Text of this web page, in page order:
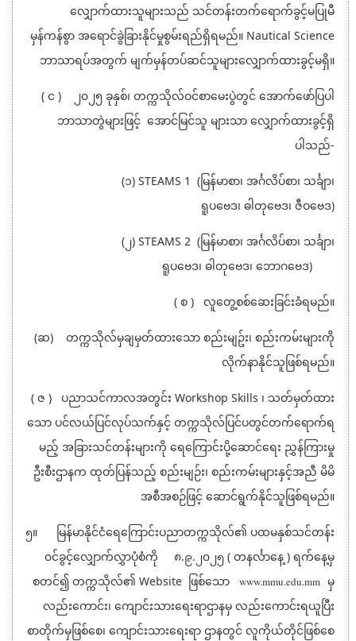
လျှောက်ထားသူများသည် သင်တန်းတက်ရောက်ခွင့်မပြုမီ
မှန်ကန်စွာ အရောင်ခွဲခြားနိုင်မှုစွမ်းရည်ရှိရမည်။ Nautical Science
ဘာသာရပ်အတွက် မျက်မှန်တပ်ဆင်သူများလျှောက်ထားခွင့်မရှိ။
( င ) ၂၀၂၅ ခုနှစ်၊ တက္ကသိုလ်ဝင်စာမေးပွဲတွင် အောက်ဖော်ပြပါ
ဘာသာတွဲများဖြင့် အောင်မြင်သူ များသာ လျှောက်ထားခွင့်ရှိ
ပါသည်-
(၁) STEAMS 1 (မြန်မာစာ၊ အင်္ဂလိပ်စာ၊ သင်္ချာ၊
ရူပဗေဒ၊ ဓါတုဗေဒ၊ ဇီဝဗေဒ)
(၂) STEAMS 2 (မြန်မာစာ၊ အင်္ဂလိပ်စာ၊ သင်္ချာ၊
ရူပဗေဒ၊ ဓါတုဗေဒ၊ ဘောဂဗေဒ)
( စ ) လူတွေ့စစ်ဆေးခြင်းခံရမည်။
(ဆ) တက္ကသိုလ်မှချမှတ်ထားသော စည်းမျဥ်း၊ စည်းကမ်းများကို
လိုက်နာနိုင်သူဖြစ်ရမည်။
( ဇ ) ပညာသင်ကာလအတွင်း Workshop Skills ၊ သတ်မှတ်ထား
သော ပင်လယ်ပြင်လုပ်သက်နှင့် တက္ကသိုလ်ပြင်ပတွင်တက်ရောက်ရ
မည့် အခြားသင်တန်းများကို ရေကြောင်းပို့ဆောင်ရေး ညွှန်ကြားမှု
ဦးစီးဌာနက ထုတ်ပြန်သည့် စည်းမျဉ်း၊ စည်းကမ်းများနှင့်အညီ မိမိ
အစီအစဉ်ဖြင့် ဆောင်ရွက်နိုင်သူဖြစ်ရမည်။
၅။ မြန်မာနိုင်ငံရေကြောင်းပညာတက္ကသိုလ်၏ ပထမနှစ်သင်တန်း
၀င်ခွင့်လျှောက်လွှာပုံစံကို ၈.၉.၂၀၂၅ ( တနင်္လာနေ့ ) ရက်နေ့မှ
စတင်၍ တက္ကသိုလ်၏ Website ဖြစ်သောwww.mmu.edu.mm မှ
လည်းကောင်း၊ ကျောင်းသားရေးရာဌာနမှ လည်းကောင်းရယူပြီး
စာတိုက်မှဖြစ်စေ၊ ကျောင်းသားရေးရာ ဌာနတွင် လူကိုယ်တိုင်ဖြစ်စေ